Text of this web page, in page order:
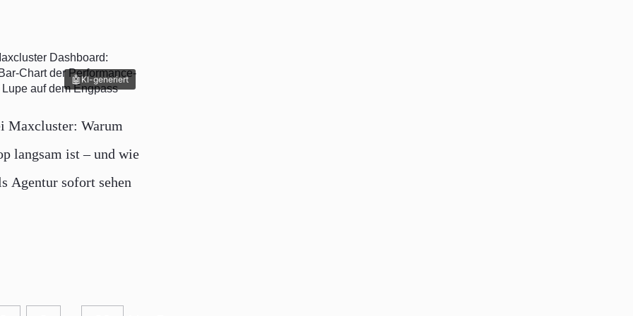
KI-generiert
Maxcluster: Warum
langsam ist – und wie
Agentur sofort sehen